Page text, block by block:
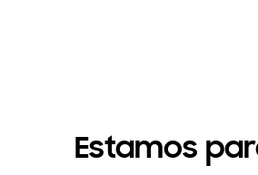
Estamos